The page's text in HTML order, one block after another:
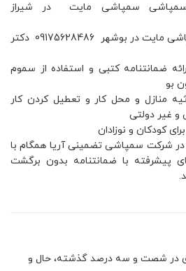
سمپاشی مایت در شیراز
سمپاشی تضمینی آریا سمپاشی مایت در بوشهر 09175628486 دکتر
ضمانتنامه کتبی و استفاده از سموم
بو
منازل و محل کار و تعطیل کردن کار
و غیر دولتی
کودکان و نوزادان
شرکت سمپاشی تضمینی آریا همگام با
پیشرفته با ضمانتنامه بدون برگشت
در شصت و سه درصد گذشته، حال و